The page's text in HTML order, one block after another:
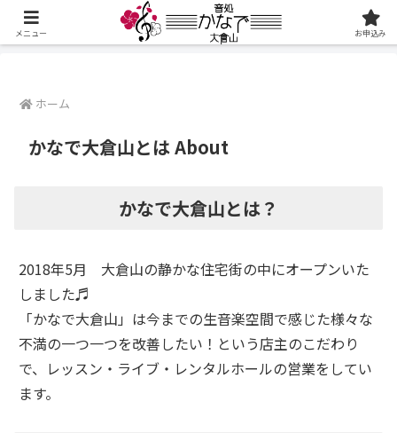
ホーム
かなで大倉山とは About
かなで大倉山とは？
2018年5月 大倉山の静かな住宅街の中にオープンいた
しました♬
「かなで大倉山」は今までの生音楽空間で感じた様々な
不満の一つ一つを改善したい！という店主のこだわり
で、レッスン・ライブ・レンタルホールの営業をしてい
ます。
メニュー お申込み